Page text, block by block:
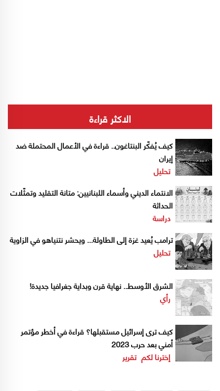
الاكثر قراءة
كيف يُفكّر البنتاغون.. قراءة في الأعمال المحتملة ضد
إيران
تحليل
الانتماء الديني وأسماء اللبنانيين: متانة التقليد وتمثّلات
الحداثة
دراسة
ترامب يُعيد غزة إلى الطاولة... ويحشر نتنياهو في الزاوية
تحليل
الشرق الأوسط.. نهاية قرن وبداية جغرافيا جديدة!
رأي
كيف ترى إسرائيل مستقبلها؟ قراءة في أخطر مؤتمر
أمني بعد حرب 2023
إخترنا لكم تقرير